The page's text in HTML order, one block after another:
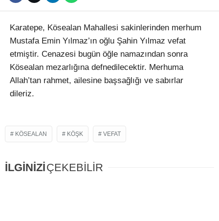
Karatepe, Kösealan Mahallesi sakinlerinden merhum
Mustafa Emin Yılmaz’ın oğlu Şahin Yılmaz vefat
etmiştir. Cenazesi bugün öğle namazından sonra
Kösealan mezarlığına defnedilecektir. Merhuma
Allah’tan rahmet, ailesine başsağlığı ve sabırlar
dileriz.
KÖSEALAN KÖŞK VEFAT
İLGİNİZİÇEKEBİLİR